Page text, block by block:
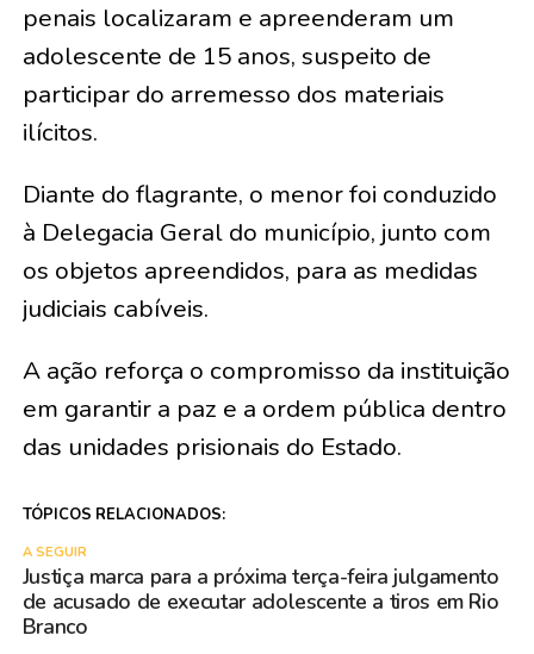
penais localizaram e apreenderam um
adolescente de 15 anos, suspeito de
participar do arremesso dos materiais
ilícitos.
Diante do flagrante, o menor foi conduzido
à Delegacia Geral do município, junto com
os objetos apreendidos, para as medidas
judiciais cabíveis.
A ação reforça o compromisso da instituição
em garantir a paz e a ordem pública dentro
das unidades prisionais do Estado.
TÓPICOS RELACIONADOS:
A SEGUIR
Justiça marca para a próxima terça-feira julgamento
de acusado de executar adolescente a tiros em Rio
Branco